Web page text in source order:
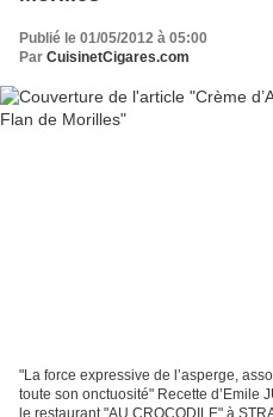
Publié le 01/05/2012 à 05:00
Par CuisinetCigares.com
"La force expressive de l’asperge,
toute son onctuosité" Recette d’Emile
le restaurant "AU CROCODILE" à